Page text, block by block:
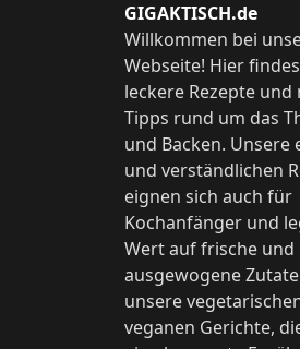
GIGAKTISCH.de
Willkommen bei
Webseite! Hier
leckere Rezepte und
Tipps rund um das
und Backen. Unsere
und verständlichen
eignen sich auch für
Kochanfänger und
Wert auf frische und
ausgewogene
unsere
veganen Gerichte,